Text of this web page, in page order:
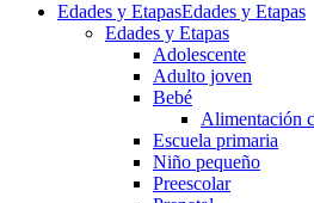
Edades y EtapasEdades y Etapas
Edades y Etapas
Adolescente
Adulto joven
Bebé
Alimentación
Escuela primaria
Niño pequeño
Preescolar